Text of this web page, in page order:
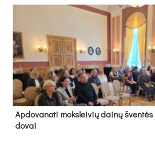
Ap­do­va­no­ti moks­lei­vių dai­nų
do­vai